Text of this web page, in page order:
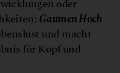
oder
Gaumen Hoch
und macht
für Kopf und